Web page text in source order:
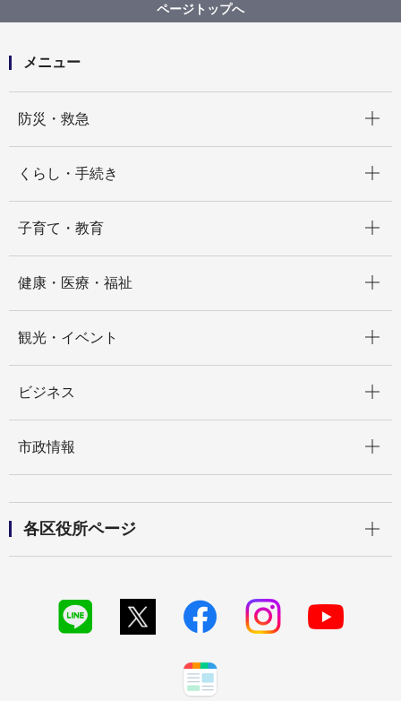
町丁別の人口（住民基本台帳による、毎月末現在）
ページトップへ
メニュー
防災・救急
くらし・手続き
子育て・教育
健康・医療・福祉
観光・イベント
ビジネス
市政情報
各区役所ページ